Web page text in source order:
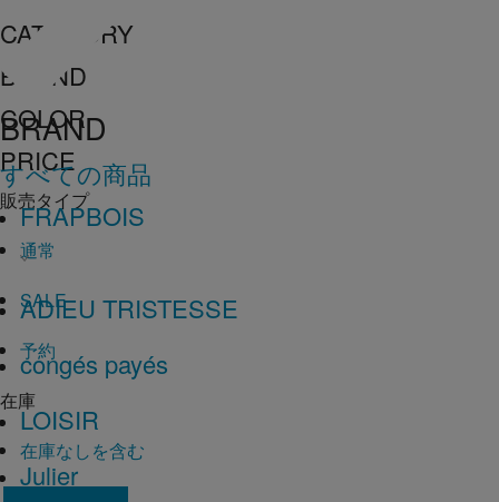
CATEGORY
BRAND
COLOR
PRICE
販売タイプ
通常
SALE
予約
在庫
在庫なしを含む
BRAND
すべての商品
FRAPBOIS
ADIEU TRISTESSE
congés payés
LOISIR
Julier